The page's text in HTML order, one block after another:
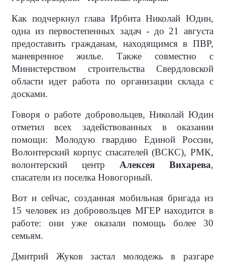
Как подчеркнул глава Ирбита Николай Юдин,
одна из первостепенных задач - до 21 августа
предоставить гражданам, находящимся в ПВР,
маневренное жилье. Также совместно с
Министерством строительства Свердловской
области идет работа по организации склада с
досками.
Говоря о работе добровольцев, Николай Юдин
отметил всех задействованных в оказании
помощи: Молодую гвардию Единой России,
Волонтерский корпус спасателей (ВСКС), РМК,
волонтерский центр Алексея Вихарева,
спасатели из поселка Новогорный.
Вот и сейчас, созданная мобильная бригада из
15 человек из добровольцев МГЕР находится в
работе: они уже оказали помощь более 30
семьям.
Дмитрий Жуков застал молодежь в разгаре